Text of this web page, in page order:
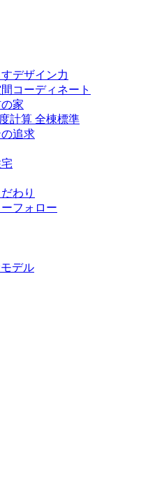
デザイン力
コーディネート
家
計算 全棟標準
追求
わり
フォロー
デル